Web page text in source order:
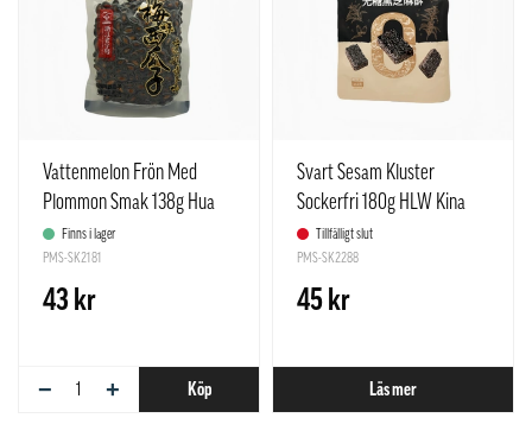
Vattenmelon Frön Med
Plommon Smak 138g Hua
Wei Heng Kina
Finns i lager
PMS-SK2181
43 kr
− + Köp
Svart Sesam Kluster
Sockerfri 180g HLW Kina
Tillfälligt slut
PMS-SK2288
45 kr
Läs mer